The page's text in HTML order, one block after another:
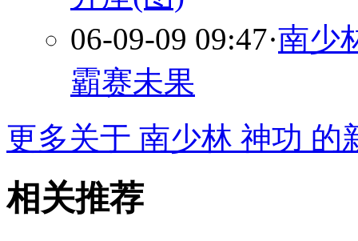
06-09-09 09:47·南少
霸赛未果
更多关于 南少林 神功 的
相关推荐